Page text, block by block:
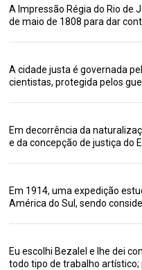
A Impressão Régia do Rio de
de maio de 1808 para dar
A cidade justa é governada
cientistas, protegida pelos
Em decorrência da
e da concepção de justiça do
Em 1914, uma expedição
América do Sul, sendo
Eu escolhi Bezalel e lhe dei
todo tipo de trabalho